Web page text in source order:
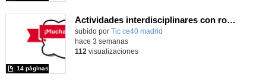
Actividades interdisciplinares con robótica y pensamiento computacional
Contenido educativo.
subido por Tic ce40 madrid
14 páginas
hace 3 semanas
112 visualizaciones